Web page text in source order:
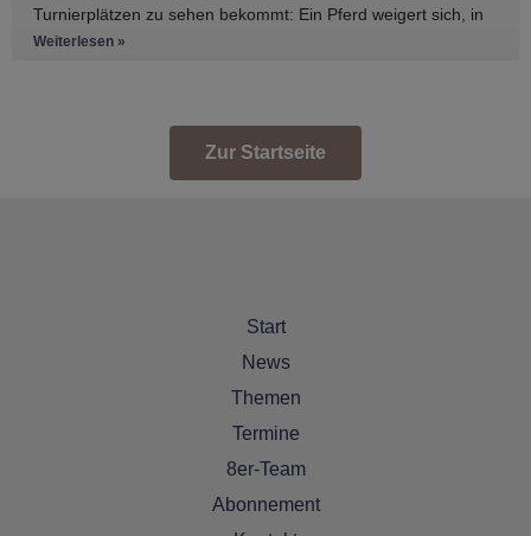
Turnierplätzen zu sehen bekommt: Ein Pferd weigert sich, in
den Anhänger zu
Weiterlesen »
Zur Startseite
Start
News
Themen
Termine
8er-Team
Abonnement